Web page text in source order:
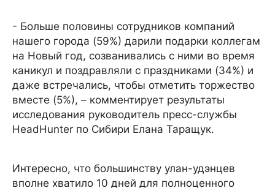
- Больше половины сотрудников компаний
нашего города (59%) дарили подарки коллегам
на Новый год, созванивались с ними во время
каникул и поздравляли с праздниками (34%) и
даже встречались, чтобы отметить торжество
вместе (5%), – комментирует результаты
исследования руководитель пресс-службы
HeadHunter по Сибири Елана Таращук.
Интересно, что большинству улан-удэнцев
вполне хватило 10 дней для полноценного